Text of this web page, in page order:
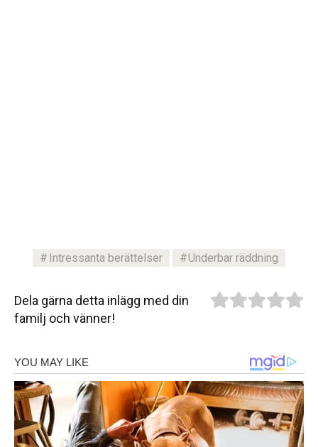
Intressanta berättelser Underbar räddning
Dela gärna detta inlägg med din
familj och vänner!